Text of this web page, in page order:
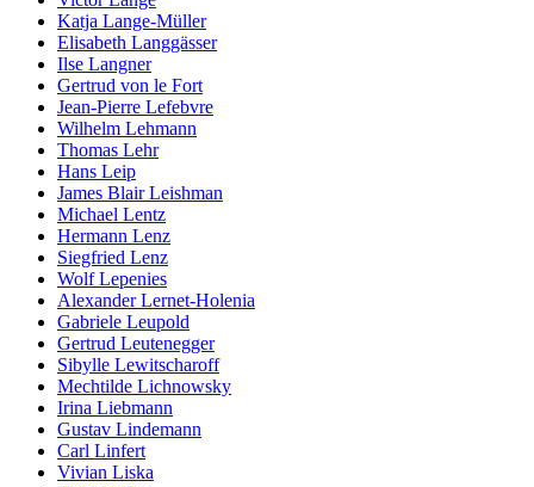
Katja Lange-Müller
Elisabeth Langgässer
Ilse Langner
Gertrud von le Fort
Jean-Pierre Lefebvre
Wilhelm Lehmann
Thomas Lehr
Hans Leip
James Blair Leishman
Michael Lentz
Hermann Lenz
Siegfried Lenz
Wolf Lepenies
Alexander Lernet-Holenia
Gabriele Leupold
Gertrud Leutenegger
Sibylle Lewitscharoff
Mechtilde Lichnowsky
Irina Liebmann
Gustav Lindemann
Carl Linfert
Vivian Liska